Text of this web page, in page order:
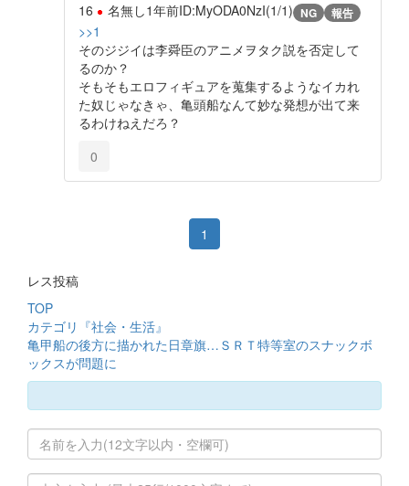
16 名無し1年前ID:MyODA0NzI(1/1) NG 報告
>>1
そのジジイは李舜臣のアニメヲタク説を否定して
るのか？
そもそもエロフィギュアを蒐集するようなイカれ
た奴じゃなきゃ、亀頭船なんて妙な発想が出て来
るわけねえだろ？
0
1
レス投稿
TOP
カテゴリ『社会・生活』
亀甲船の後方に描かれた日章旗…ＳＲＴ特等室のスナックボ
ックスが問題に